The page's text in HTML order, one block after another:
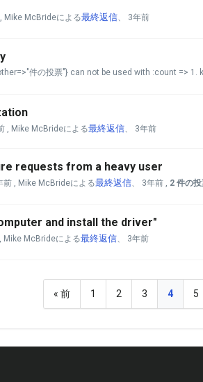
, Mike McBrideによる最終返信、 3年前
件の投票"} can not be used with :count => 1.
, Mike McBrideによる最終返信、 3年前
requests from a heavy user
前 , Mike McBrideによる最終返信、 3年前 , 2 件の
and install the driver"
, Mike McBrideによる最終返信、 3年前
« 前 1 2 3 4 5